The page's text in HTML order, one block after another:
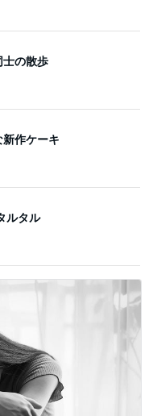
士の散歩
作ケーキ
ルタル